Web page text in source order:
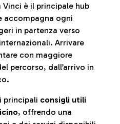
Vinci è il principale hub
accompagna ogni
in partenza verso
Arrivare
con maggiore
percorso, dall’arrivo in
principali consigli utili
, offrendo una